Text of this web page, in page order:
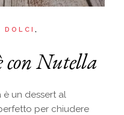
DOLCI
con Nutella
un dessert al
per chiudere